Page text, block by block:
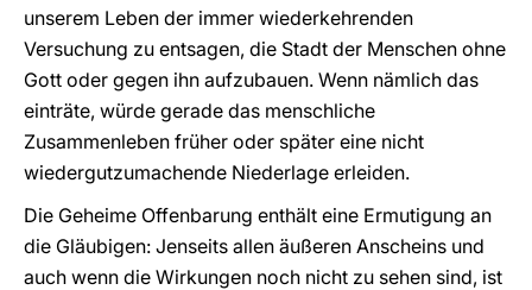
unserem Leben der immer wiederkehrenden
Versuchung zu entsagen, die Stadt der Menschen ohne
Gott oder gegen ihn aufzubauen. Wenn nämlich das
einträte, würde gerade das menschliche
Zusammenleben früher oder später eine nicht
wiedergutzumachende Niederlage erleiden.
Die Geheime Offenbarung enthält eine Ermutigung an
die Gläubigen: Jenseits allen äußeren Anscheins und
auch wenn die Wirkungen noch nicht zu sehen sind, ist